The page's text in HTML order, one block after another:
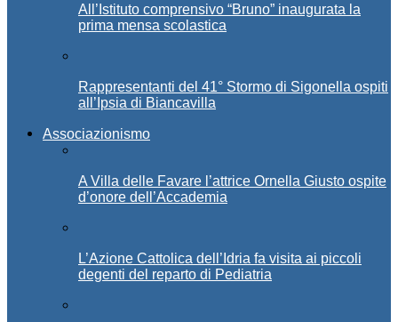
All’Istituto comprensivo “Bruno” inaugurata la
prima mensa scolastica
Rappresentanti del 41° Stormo di Sigonella ospiti
all’Ipsia di Biancavilla
Associazionismo
A Villa delle Favare l’attrice Ornella Giusto ospite
d’onore dell’Accademia
L’Azione Cattolica dell’Idria fa visita ai piccoli
degenti del reparto di Pediatria